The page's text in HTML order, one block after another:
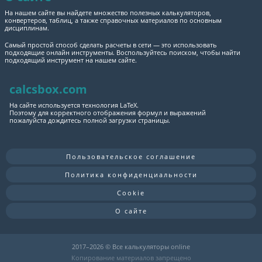
На нашем сайте вы найдете множество полезных калькуляторов,
конвертеров, таблиц, а также справочных материалов по основным
дисциплинам.
Самый простой способ сделать расчеты в сети — это использовать
подходящие онлайн инструменты. Воспользуйтесь поиском, чтобы найти
подходящий инструмент на нашем сайте.
calcsbox.com
На сайте используется технология LaTeX.
Поэтому для корректного отображения формул и выражений
пожалуйста дождитесь полной загрузки страницы.
Пользовательское соглашение
Политика конфиденциальности
Cookie
О сайте
2017–2026 © Все калькуляторы online
Копирование материалов запрещено